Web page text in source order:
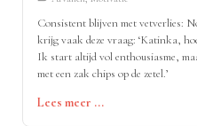
Consistent blijven met vetverlies:
krijg vaak deze vraag: ‘Katinka,
Ik start altijd vol enthousiasme,
met een zak chips op de zetel.’
Lees meer ...